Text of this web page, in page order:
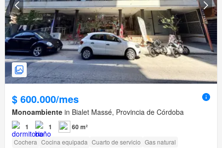
$ 600.000/mes
Monoambiente in Bialet Massé, Provincia de Córdoba
1 1 60 m²
Cochera Cocina equipada Cuarto de servicio Gas natural